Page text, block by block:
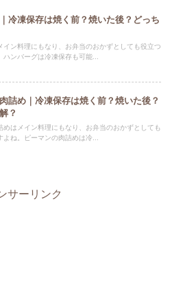
冷凍保存は焼く前？焼いた後？どっち
イン料理にもなり、お弁当のおかずとしても役立つ
ハンバーグは冷凍保存も可能...
詰め｜冷凍保存は焼く前？焼いた後？
？
めはメイン料理にもなり、お弁当のおかずとしても
よね。ピーマンの肉詰めは冷...
サーリンク